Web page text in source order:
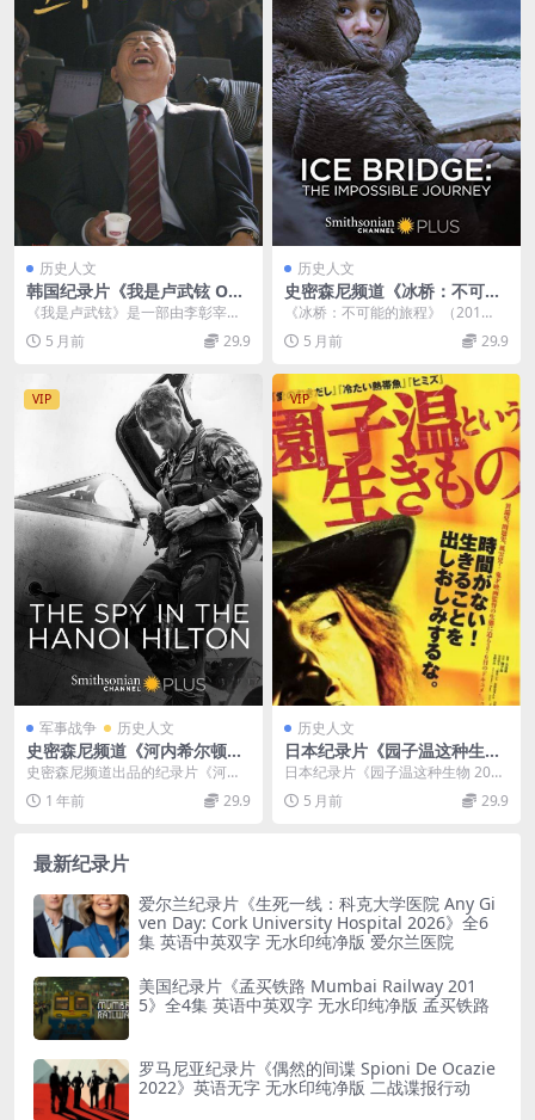
历史人文
韩国纪录片《我是卢武铉 Our
President 2017》韩语中字 7
20P/AVI/1.64GB 韩国总统卢
武铉纪录片下载
《我是卢武铉》是一部由李彰宰导
演，于2017年上映的韩国纪录片，
该片以已故韩国前...
5 月前 29.9
历史人文
史密森尼频道《冰桥：不可能
的旅程 Ice Bridge: The Imp
ossible Journey 2018》英语
多国中字 官方纯净版 1080P/
《冰桥：不可能的旅程》（201
8）：重探冰河时代的跨洋迁徙之谜
作为史密森尼频道...
5 月前 29.9
VIP
军事战争 历史人文
史密森尼频道《河内希尔顿酒
店的间谍 The Spy in the Ha
noi Hilton 2015》英语中英
双字 官方纯净版 1080P/MK
史密森尼频道出品的纪录片《河内
希尔顿酒店的间谍 The Spy in the
H... 1 年前 29.9
VIP
历史人文
日本纪录片《园子温这种生物
2016》日语中字 720P/MP4/
日本纪录片《园子温这种生物 201
6》日语中字 720P/MP4/1.3G 资
源...5 月前 29.9
最新纪录片
爱尔兰纪录片《生死一线：科克大学医院 Any Gi
ven Day: Cork University Hospital 2026》全6
集 英语中英双字 无水印纯净版 爱尔兰医院
美国纪录片《孟买铁路 Mumbai Railway 201
5》全4集 英语中英双字 无水印纯净版 孟买铁路
罗马尼亚纪录片《偶然的间谍 Spioni De Ocazie
2022》英语无字 无水印纯净版 二战谍报行动